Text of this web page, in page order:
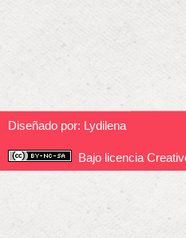
Diseñado por: Lydilena
Bajo licencia